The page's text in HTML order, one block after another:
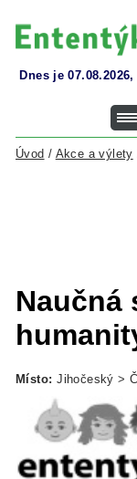
Dnes je
Úvod / Akce a výlety
Naučná
Místo: Jihočeský >